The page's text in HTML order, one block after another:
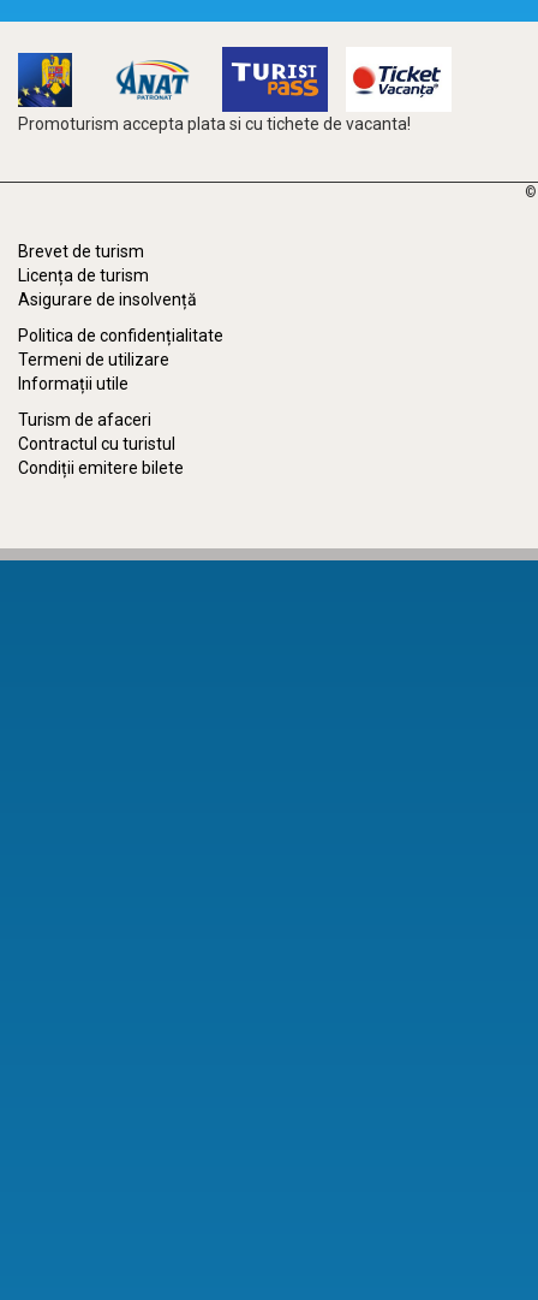
Promoturism accepta plata si cu tichete de vacanta!
©
Brevet de turism
Licența de turism
Asigurare de insolvență
Politica de confidențialitate
Termeni de utilizare
Informații utile
Turism de afaceri
Contractul cu turistul
Condiții emitere bilete